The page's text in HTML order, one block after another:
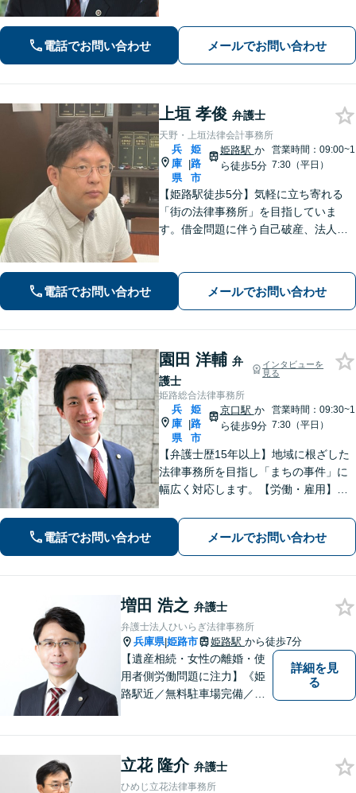
事故／借金・債務整理のご相談もお任
せ！
電話でお問い合わせ メールでお問い合わせ
上垣 孝俊 弁護士
天野・上垣法律会計事務所
兵
庫
県
|
姫
路
市
姫路駅 か
ら徒歩5分
営業時間：09:00~1
7:30（平日）
【姫路駅徒歩5分】気軽に立ち寄れる
「街の法律事務所」を目指していま
す。借金問題に伴う自己破産、法人破
しっかり耳を傾けサポートいたしま
す。【初回相談無料】【個室対応】
電話でお問い合わせ メールでお問い合わせ
園田 洋輔 弁
護士
インタビューを
見る
姫路総合法律事務所
兵
庫
県
|
姫
路
市
京口駅 か
ら徒歩9分
営業時間：09:30~1
7:30（平日）
【弁護士歴15年以上】地域に根ざした
法律事務所を目指し「まちの事件」に
幅広く対応します。【労働・雇用】残
せんか？正しい知識で正当な権利を主
張します。【相続・遺言】遺言書作成
のサポートはお任せください。
電話でお問い合わせ メールでお問い合わせ
増田 浩之 弁護士
弁護士法人ひいらぎ法律事務所
兵庫県|姫路市 姫路駅 から徒歩7分
【遺産相続・女性の離婚・使
用者側労働問題に注力】《姫
路駅近／無料駐車場完備／最
詳細を見
る
立花 隆介 弁護士
ひめじ立花法律事務所